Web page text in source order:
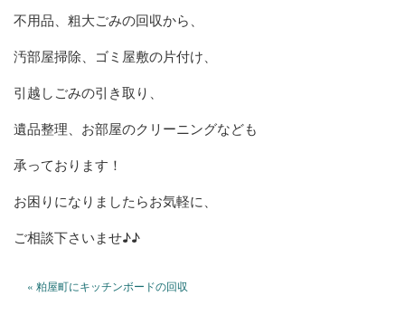
不用品、粗大ごみの回収から、
汚部屋掃除、ゴミ屋敷の片付け、
引越しごみの引き取り、
遺品整理、お部屋のクリーニングなども
承っております！
お困りになりましたらお気軽に、
ご相談下さいませ♪♪
« 粕屋町にキッチンボードの回収